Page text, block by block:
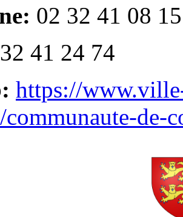
02 32 41 08 15
41 24 74
https://
de-